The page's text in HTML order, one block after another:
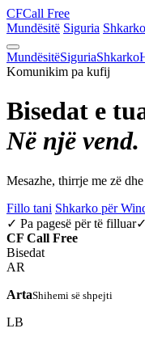
CFCall Free
Mundësitë Siguria Shkarko
MundësitëSiguriaShkarko
Komunikim pa kufij
Bisedat e
Në një vend.
Mesazhe, thirrje me zë
Fillo tani Shkarko për
✓ Pa pagesë për të filluar✓
CF Call Free
Bisedat
AR
ArtaShihemi së shpejti
LB